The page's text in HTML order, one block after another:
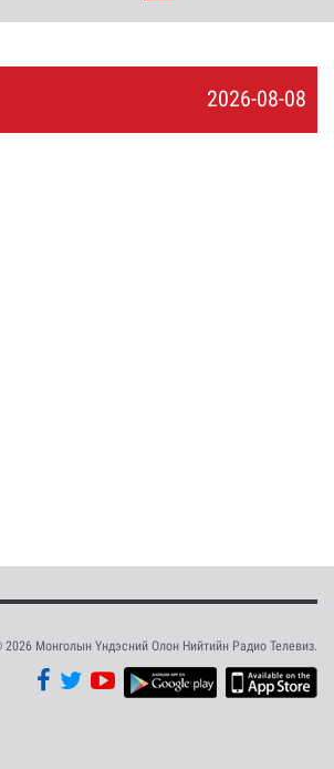
2026-08-08
Монголын Үндэсний Олон Нийтийн Радио Телевиз.